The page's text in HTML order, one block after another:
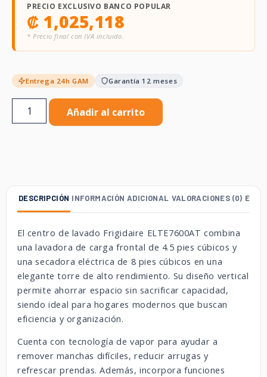
PRECIO EXCLUSIVO BANCO POPULAR
₡ 1,025,118
* Precio final con IVA incluido.
Entrega 24h GAM Garantía 12 meses
Añadir al carrito
DESCRIPCIÓN INFORMACIÓN ADICIONAL VALORACIONES (0)
El centro de lavado Frigidaire ELTE7600AT combina
una lavadora de carga frontal de 4.5 pies cúbicos y
una secadora eléctrica de 8 pies cúbicos en una
elegante torre de alto rendimiento. Su diseño vertical
permite ahorrar espacio sin sacrificar capacidad,
siendo ideal para hogares modernos que buscan
eficiencia y organización.
Cuenta con tecnología de vapor para ayudar a
remover manchas difíciles, reducir arrugas y
refrescar prendas. Además, incorpora funciones